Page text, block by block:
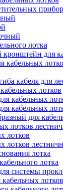
лотка
для
кабельных
кабеля для
лотков
кабельных
кабельных
для
лотков
лотков
лотков
лотка
лотка
системы
лотков